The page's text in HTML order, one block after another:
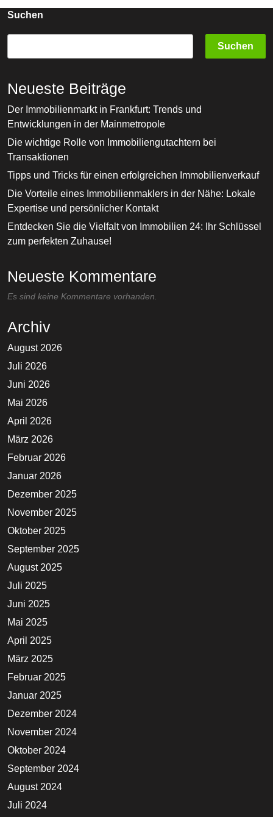
Suchen
Suchen
Neueste Beiträge
Der Immobilienmarkt in Frankfurt: Trends und
Entwicklungen in der Mainmetropole
Die wichtige Rolle von Immobiliengutachtern bei
Transaktionen
Tipps und Tricks für einen erfolgreichen Immobilienverkauf
Die Vorteile eines Immobilienmaklers in der Nähe: Lokale
Expertise und persönlicher Kontakt
Entdecken Sie die Vielfalt von Immobilien 24: Ihr Schlüssel
zum perfekten Zuhause!
Neueste Kommentare
Es sind keine Kommentare vorhanden.
Archiv
August 2026
Juli 2026
Juni 2026
Mai 2026
April 2026
März 2026
Februar 2026
Januar 2026
Dezember 2025
November 2025
Oktober 2025
September 2025
August 2025
Juli 2025
Juni 2025
Mai 2025
April 2025
März 2025
Februar 2025
Januar 2025
Dezember 2024
November 2024
Oktober 2024
September 2024
August 2024
Juli 2024